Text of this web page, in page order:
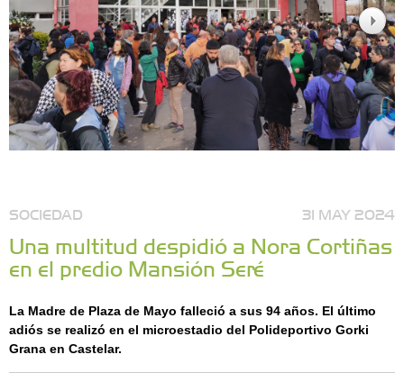
SOCIEDAD 31 MAY 2024
Una multitud despidió a Nora Cortiñas
en el predio Mansión Seré
La Madre de Plaza de Mayo falleció a sus 94 años. El último
adiós se realizó en el microestadio del Polideportivo Gorki
Grana en Castelar.